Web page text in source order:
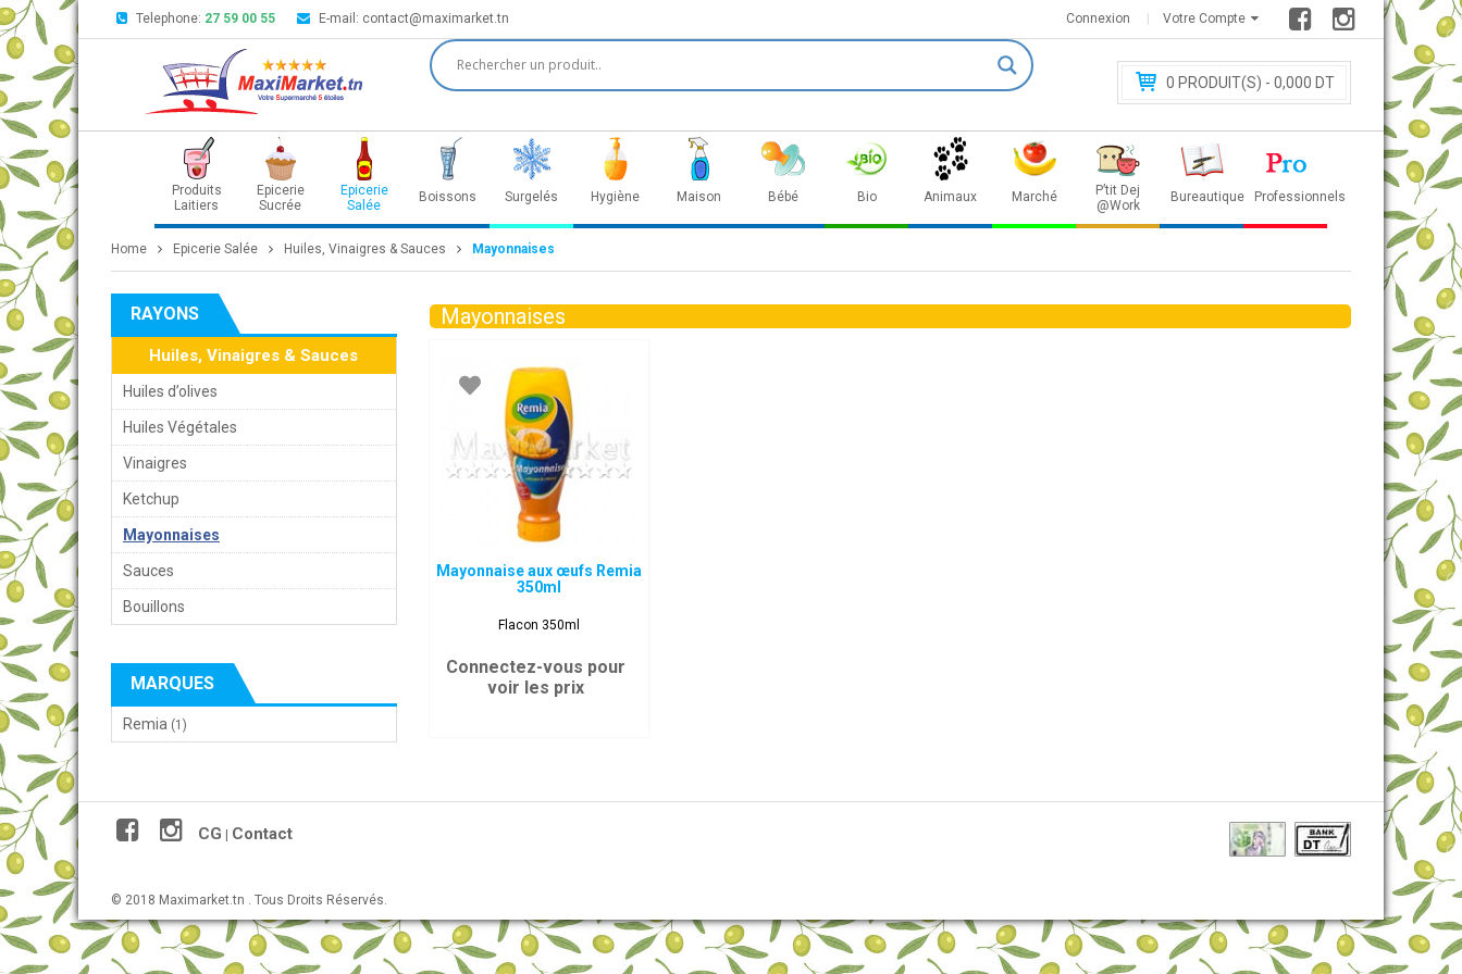
Telephone: 27 59 00 55 E-mail: contact@maximarket.tn Votre Compte
Connexion
0 PRODUIT(S) - 0,000 DT
Produits
Laitiers
Epicerie
Sucrée
Epicerie
Salée
Boissons Surgelés Hygiène Maison Bébé Bio Animaux Marché
P’tit Dej
@Work
Bureautique Professionnels
Home Epicerie Salée Huiles, Vinaigres & Sauces Mayonnaises
RAYONS
Huiles, Vinaigres & Sauces
Huiles d’olives
Huiles Végétales
Vinaigres
Ketchup
Mayonnaises
Sauces
Bouillons
MARQUES
Remia (1)
Mayonnaises
Mayonnaise aux œufs Remia
350ml
Flacon 350ml
Connectez-vous pour
voir les prix
CG Contact
© 2018 Maximarket.tn . Tous Droits Réservés.